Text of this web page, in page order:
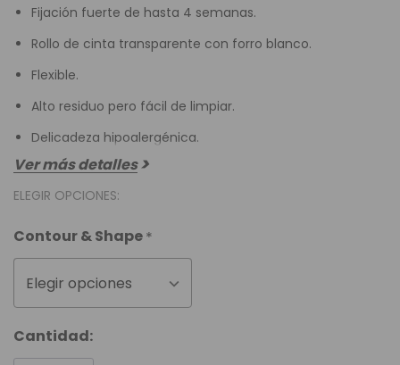
Fijación fuerte de hasta 4 semanas.
Rollo de cinta transparente con forro blanco.
Flexible.
Alto residuo pero fácil de limpiar.
Delicadeza hipoalergénica.
Ver más detalles
ELEGIR OPCIONES:
Contour & Shape*
Elegir opciones
Unidades
disponibles:
Cantidad: